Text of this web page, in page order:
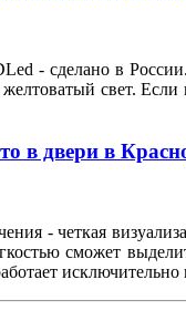
- сделано в
желтоватый свет.
в двери в
- четкая
сможет